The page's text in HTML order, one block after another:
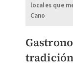
locales que
Cano
tradición